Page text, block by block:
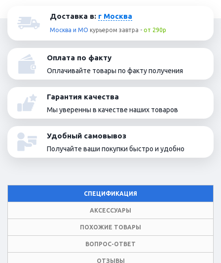
Доставка в: г Москва
Москва и МО курьером завтра - от 290р
Оплата по факту
Оплачивайте товары по факту получения
Гарантия качества
Мы уверенны в качестве наших товаров
Удобный самовывоз
Получайте ваши покупки быстро и удобно
СПЕЦИФИКАЦИЯ
АКСЕССУАРЫ
ПОХОЖИЕ ТОВАРЫ
ВОПРОС-ОТВЕТ
ОТЗЫВЫ